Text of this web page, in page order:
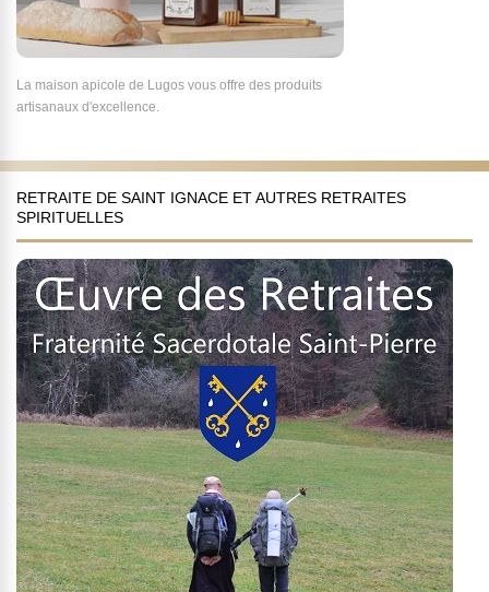
La maison apicole de Lugos vous offre des produits
artisanaux d'excellence.
RETRAITE DE SAINT IGNACE ET AUTRES RETRAITES
SPIRITUELLES